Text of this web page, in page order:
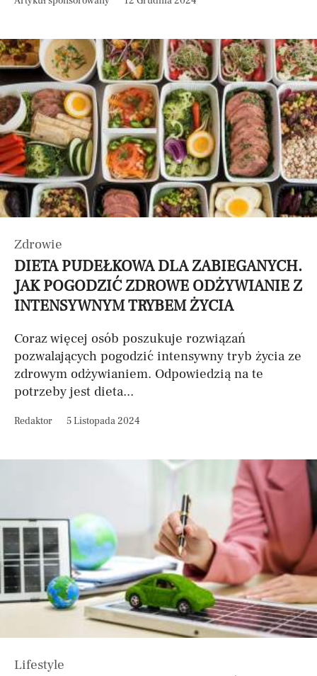
Zdrowie
DIETA PUDEŁKOWA DLA ZABIEGANYCH.
JAK POGODZIĆ ZDROWE ODŻYWIANIE Z
INTENSYWNYM TRYBEM ŻYCIA
Coraz więcej osób poszukuje rozwiązań
pozwalających pogodzić intensywny tryb życia ze
zdrowym odżywianiem. Odpowiedzią na te
potrzeby jest dieta...
Redaktor 5 Listopada 2024
Lifestyle